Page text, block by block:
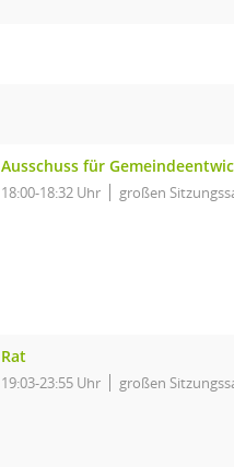
Ausschuss für
18:00-18:32 Uhr großen
Rat
19:03-23:55 Uhr großen